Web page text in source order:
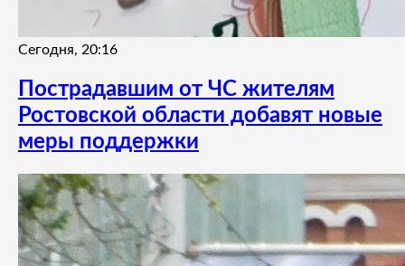
Сегодня, 20:16
Пострадавшим от ЧС жителям
Ростовской области добавят новые
меры поддержки